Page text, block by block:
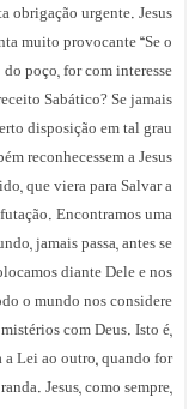
obrigação urgente. Jesus
muito provocante “Se o
poço, for com interesse
Sabático? Se jamais
disposição em tal grau
reconhecessem a Jesus
que viera para Salvar a
Encontramos uma
jamais passa, antes se
diante Dele e nos
o mundo nos considere
com Deus. Isto é,
Lei ao outro, quando for
Jesus, como sempre,